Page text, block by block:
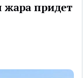
жара придет